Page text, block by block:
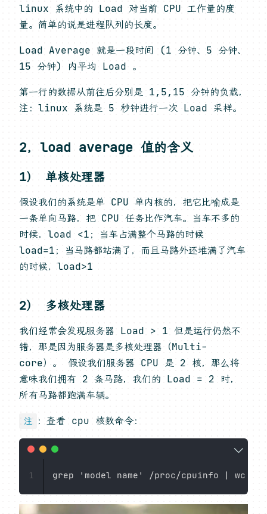
linux 系统中的 Load 对当前 CPU 工作量的度
量。简单的说是进程队列的长度。
Load Average 就是一段时间 (1 分钟、5 分钟、
15 分钟) 内平均 Load 。
第一行的数据从前往后分别是 1,5,15 分钟的负载，
注：linux 系统是 5 秒钟进行一次 Load 采样。
2，load average 值的含义
1） 单核处理器
假设我们的系统是单 CPU 单内核的，把它比喻成是
一条单向马路，把 CPU 任务比作汽车。当车不多的
时候，load <1；当车占满整个马路的时候
load=1；当马路都站满了，而且马路外还堆满了汽车
的时候，load>1
2） 多核处理器
我们经常会发现服务器 Load > 1 但是运行仍然不
错，那是因为服务器是多核处理器（Multi-
core）。 假设我们服务器 CPU 是 2 核，那么将
意味我们拥有 2 条马路，我们的 Load = 2 时，
所有马路都跑满车辆。
注 ：查看 cpu 核数命令：
1